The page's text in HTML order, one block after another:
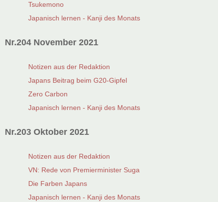
Tsukemono
Japanisch lernen - Kanji des Monats
Nr.204 November 2021
Notizen aus der Redaktion
Japans Beitrag beim G20-Gipfel
Zero Carbon
Japanisch lernen - Kanji des Monats
Nr.203 Oktober 2021
Notizen aus der Redaktion
VN: Rede von Premierminister Suga
Die Farben Japans
Japanisch lernen - Kanji des Monats